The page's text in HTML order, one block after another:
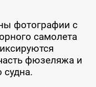
фотографии с
самолета
фюзеляжа и